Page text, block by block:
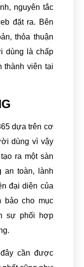
nguyên tắc
đặt ra. Bên
thỏa thuận
dùng là chấp
thành viên tại
dựa trên cơ
dùng vì vậy
ra một sàn
an toàn, lành
đại diện của
bảo cho mục
sự phối hợp
cần được